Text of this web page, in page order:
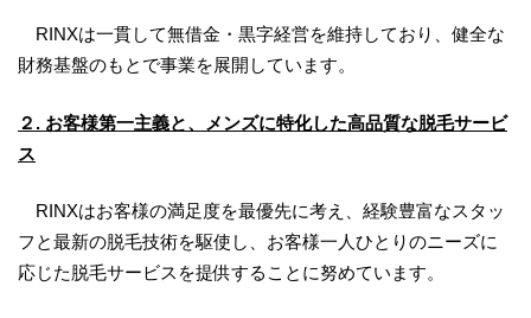
RINXは一貫して無借金・黒字経営を維持しており、健全な
財務基盤のもとで事業を展開しています。
２. お客様第一主義と、メンズに特化した高品質な脱毛サービ
ス
RINXはお客様の満足度を最優先に考え、経験豊富なスタッ
フと最新の脱毛技術を駆使し、お客様一人ひとりのニーズに
応じた脱毛サービスを提供することに努めています。